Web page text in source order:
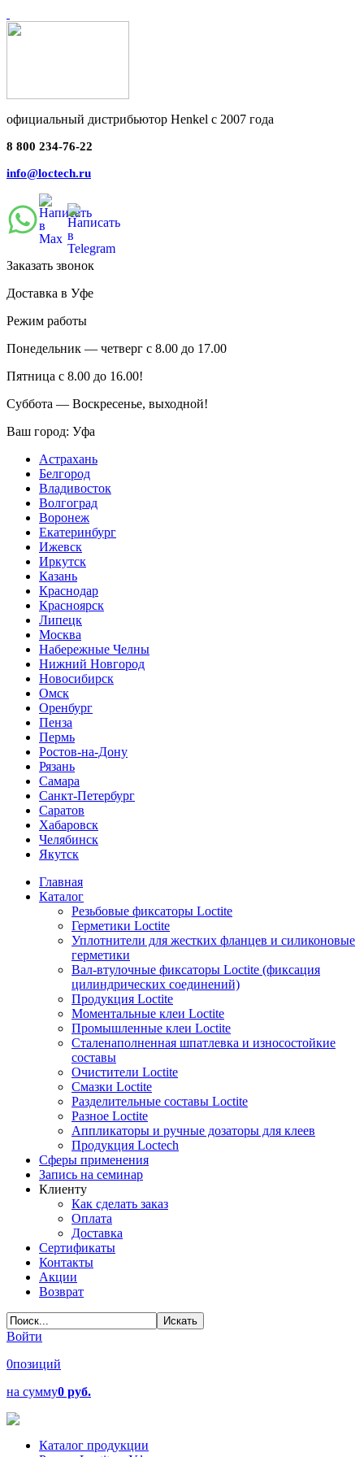
официальный дистрибьютор Henkel с 2007 года
8 800 234-76-22
info@loctech.ru
Заказать звонок
Доставка в Уфе
Режим работы
Понедельник — четверг с 8.00 до 17.00
Пятница с 8.00 до 16.00!
Суббота — Воскресенье, выходной!
Ваш город: Уфа
Астрахань
Белгород
Владивосток
Волгоград
Воронеж
Екатеринбург
Ижевск
Иркутск
Казань
Краснодар
Красноярск
Липецк
Москва
Набережные Челны
Нижний Новгород
Новосибирск
Омск
Оренбург
Пенза
Пермь
Ростов-на-Дону
Рязань
Самара
Санкт-Петербург
Саратов
Хабаровск
Челябинск
Якутск
Главная
Каталог
Резьбовые фиксаторы Loctite
Герметики Loctite
Уплотнители для жестких фланцев и силиконовые
герметики
Вал-втулочные фиксаторы Loctite (фиксация
цилиндрических соединений)
Продукция Loctite
Моментальные клеи Loctite
Промышленные клеи Loctite
Сталенаполненная шпатлевка и износостойкие
составы
Очистители Loctite
Смазки Loctite
Разделительные составы Loctite
Разное Loctite
Аппликаторы и ручные дозаторы для клеев
Продукция Loctech
Сферы применения
Запись на семинар
Клиенту
Как сделать заказ
Оплата
Доставка
Сертификаты
Контакты
Акции
Возврат
Войти
0позиций
на сумму0 руб.
Каталог продукции